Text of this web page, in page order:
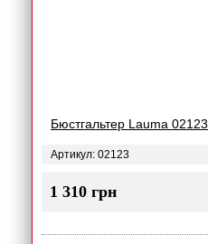
Бюстгальтер Lauma 02123
Артикул: 02123
1 310 грн